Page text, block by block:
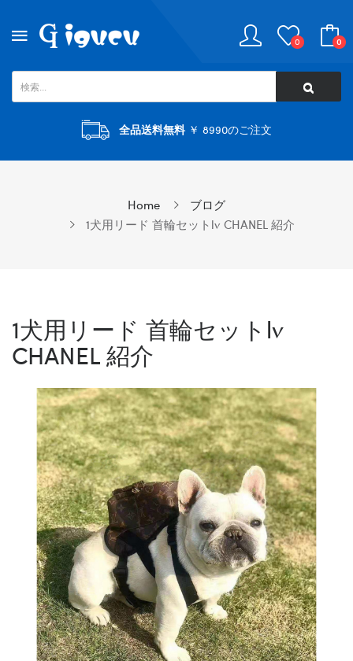
0 0
全品送料無料￥ 8990のご注文
Home
ブログ
1犬用リード 首輪セットlv CHANEL 紹介
1犬用リード 首輪セットlv
CHANEL 紹介